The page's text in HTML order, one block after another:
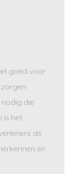
goed voor
die
is het
de
en